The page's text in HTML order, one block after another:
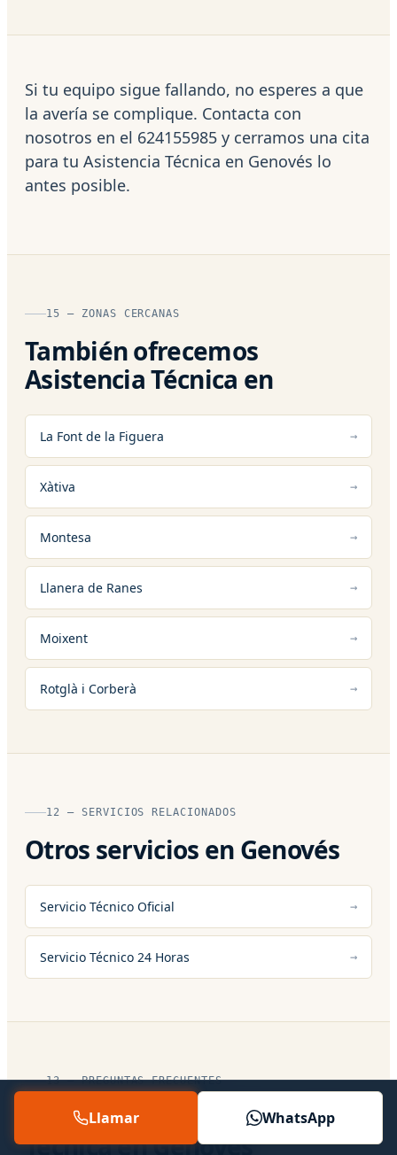
Si tu equipo sigue fallando, no esperes a que
la avería se complique. Contacta con
nosotros en el 624155985 y cerramos una cita
para tu Asistencia Técnica en Genovés lo
antes posible.
15 — ZONAS CERCANAS
También ofrecemos
Asistencia Técnica en
La Font de la Figuera
Xàtiva
Montesa
Llanera de Ranes
Moixent
Rotglà i Corberà
12 — SERVICIOS RELACIONADOS
Otros servicios en Genovés
Servicio Técnico Oficial
Servicio Técnico 24 Horas
13 — PREGUNTAS FRECUENTES
Preguntas sobre Asistencia
Tecnica en Genovés
Llamar WhatsApp